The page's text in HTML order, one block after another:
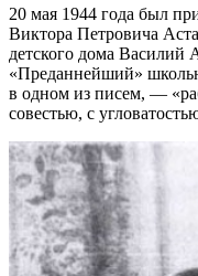
20 мая 1944 года был
Виктора Петровича
детского дома Василий
«Преданнейший»
в одном из писем, —
совестью, с